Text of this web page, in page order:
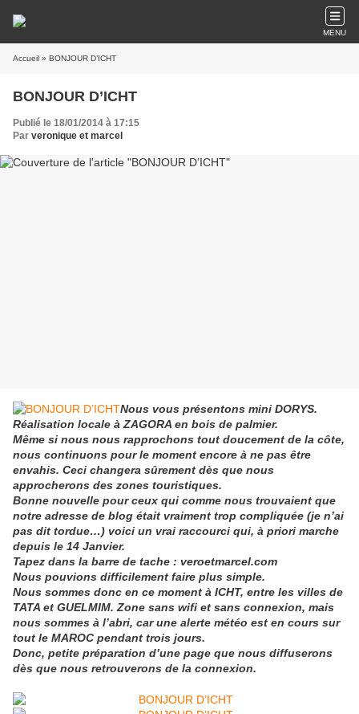
MENU
Accueil » BONJOUR D’ICHT
BONJOUR D’ICHT
Publié le 18/01/2014 à 17:15
Par veronique et marcel
Nous vous présentons mini DORYS.
Réalisation locale à ZAGORA en bois de palmier.
Même si nous nous rapprochons tout doucement de la côte,
nous continuons pour le moment encore à ne pas être
envahis. Ceci changera sûrement dès que nous
approcherons des zones touristiques.
Bonne nouvelle pour ceux qui comme nous trouvaient que
notre adresse de blog était vraiment trop compliquée (je n’ai
pas dit tordue…) voici un vrai raccourci qui, à priori marche
depuis le 14 Janvier.
Tapez dans la barre de tache : veroetmarcel.com
Nous pouvions difficilement faire plus simple.
Nous sommes donc en ce moment à ICHT, entre les villes de
TATA et GUELMIM. Zone sans wifi et sans connexion, mais
nous sommes à l’abri, car une alerte météo est en cours sur
tout le MAROC pendant trois jours.
Donc, petite préparation d’une page que nous diffuserons
dès que nous retrouverons de la connexion.